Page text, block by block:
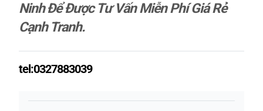
Ninh ĐểĐược Tư Vấn Miễn Phí Giá Rẻ
Cạnh Tranh.
tel:0327883039